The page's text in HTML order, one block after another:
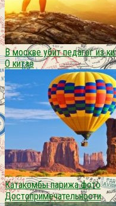
В москве убит педагог из
О китае
Катакомбы парижа фото
Достопримечательности